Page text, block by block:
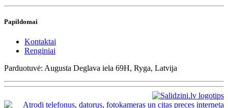
Papildomai
Kontaktai
Renginiai
Parduotuvė: Augusta Deglava iela 69H, Ryga, Latvija